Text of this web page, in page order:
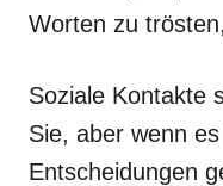
Worten zu
Soziale Kontakte
Sie, aber wenn
Entscheidungen